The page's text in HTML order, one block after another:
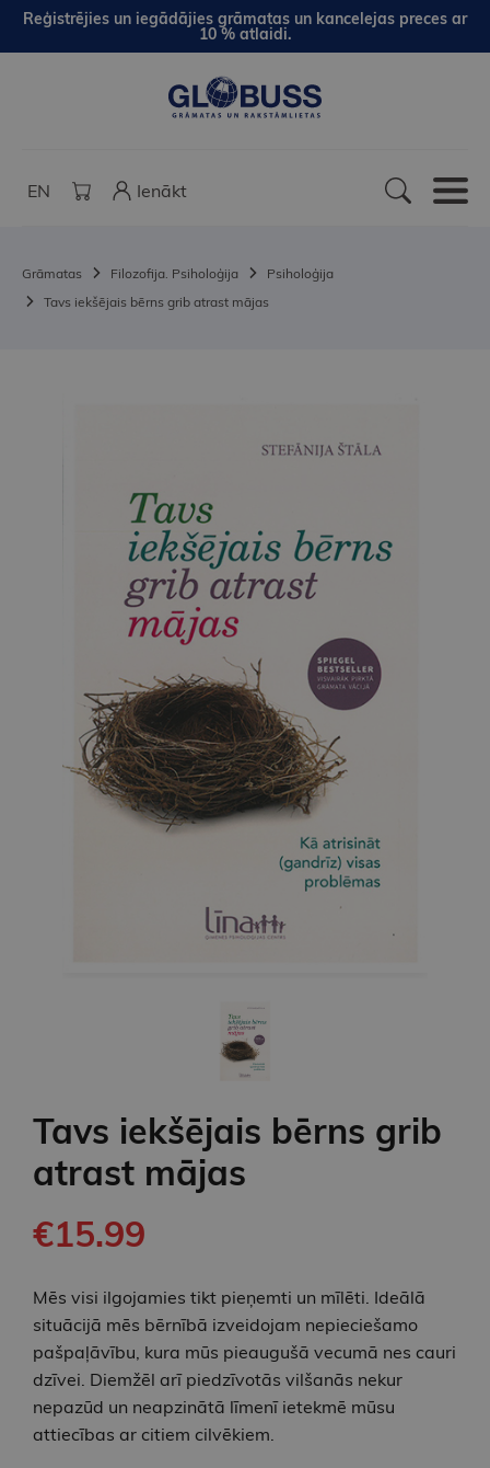
Reģistrējies un iegādājies grāmatas un kancelejas preces ar
10 % atlaidi.
EN Ienākt
Grāmatas Filozofija. Psiholoģija
Psiholoģija
Tavs iekšējais bērns grib atrast mājas
Tavs iekšējais bērns grib
atrast mājas
€15.99
Mēs visi ilgojamies tikt pieņemti un mīlēti. Ideālā
situācijā mēs bērnībā izveidojam nepieciešamo
pašpaļāvību, kura mūs pieaugušā vecumā nes cauri
dzīvei. Diemžēl arī piedzīvotās vilšanās nekur
nepazūd un neapzinātā līmenī ietekmē mūsu
attiecības ar citiem cilvēkiem.